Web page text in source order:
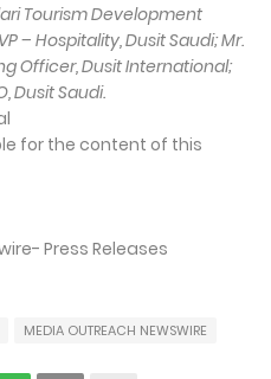
Tourism Development
– Hospitality, Dusit Saudi; Mr.
Officer, Dusit International;
Dusit Saudi.
for the content of this
Press Releases
MEDIA OUTREACH NEWSWIRE